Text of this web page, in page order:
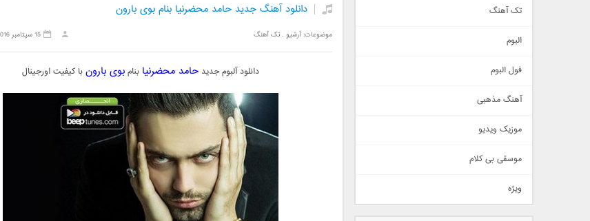
دانلود آهنگ جدید حامد محضرنیا بنام بوی بارون
موضوعات:آرشیو ,تک آهنگ 15 سپتامبر 2016
دانلود آلبوم جدید حامد محضرنیا بنامبوی بارونبا کیفیت اورجینال
تک آهنگ
اجتماعی
حماسی
سنتی
اهنگ بندرعباسی
دمو
مذهبی
البوم
فول البوم
آهنگ مذهبی
موزیک ویدیو
موسقی بی کلام
ویژه